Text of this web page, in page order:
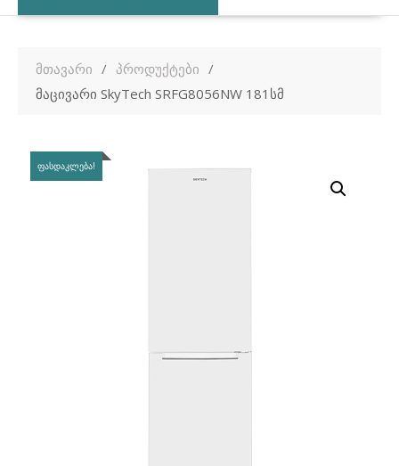
მთავარი
პროდუქტები
მაცივარი SkyTech SRFG8056NW 181სმ
ᲤᲐᲡᲓᲐᲙᲚᲔᲑᲐ!